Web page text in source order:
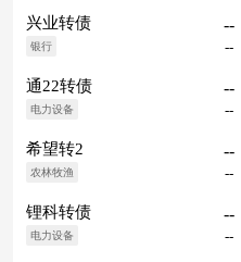
兴业转债
银行
--
--
通22转债
电力设备
--
--
希望转2
农林牧渔
--
--
锂科转债
电力设备
--
--